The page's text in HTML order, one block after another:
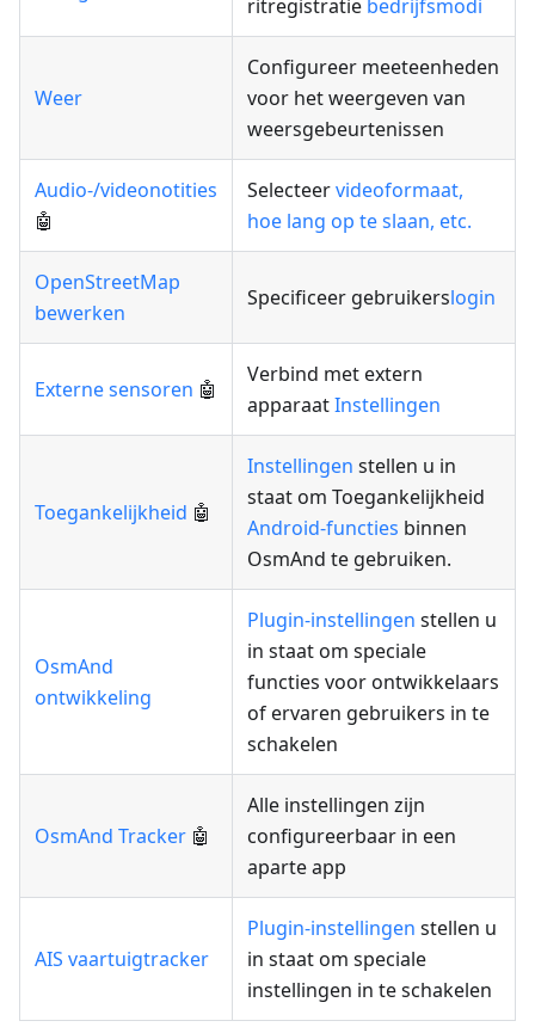
ritregistratie bedrijfsmodi
Weer
Configureer meeteenheden
voor het weergeven van
weersgebeurtenissen
Audio-/videonotities
🤖
Selecteervideoformaat,
hoe lang op te slaan, etc.
OpenStreetMap
bewerken
Specificeer gebruikerslogin
Externe sensoren 🤖
Verbind met extern
apparaatInstellingen
Toegankelijkheid 🤖
Instellingen stellen u in
staat om Toegankelijkheid
Android-functies binnen
OsmAnd te gebruiken.
OsmAnd
ontwikkeling
Plugin-instellingen stellen u
in staat om speciale
functies voor ontwikkelaars
of ervaren gebruikers in te
schakelen
OsmAnd Tracker 🤖
Alle instellingen zijn
configureerbaar in een
aparte app
AIS vaartuigtracker
Plugin-instellingen stellen u
in staat om speciale
instellingen in te schakelen